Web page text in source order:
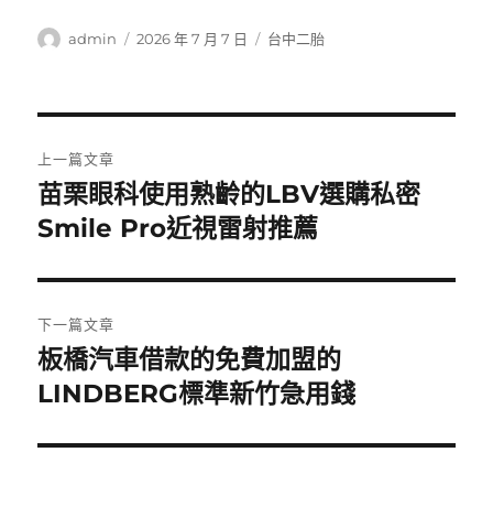
作
admin
發
2026 年 7 月 7 日
分
台中二胎
章
導
覽
上一篇文章
上
一
文
章:
苗栗眼科使用熟齡的LBV選購私密
Smile Pro近視雷射推薦
下一篇文章
下
一
文
板橋汽車借款的免費加盟的
LINDBERG標準新竹急用錢